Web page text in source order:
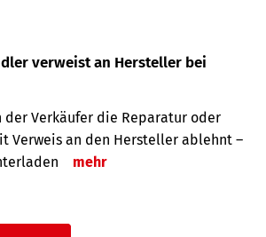
verweist an Hersteller bei
der Verkäufer die Reparatur oder
Verweis an den Hersteller ablehnt –
mehr